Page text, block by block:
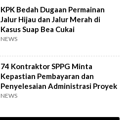
KPK Bedah Dugaan Permainan
Jalur Hijau dan Jalur Merah di
Kasus Suap Bea Cukai
NEWS
74 Kontraktor SPPG Minta
Kepastian Pembayaran dan
Penyelesaian Administrasi Proyek
NEWS